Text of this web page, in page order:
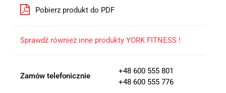
Pobierz produkt do PDF
Sprawdź również inne produkty YORK FITNESS !
Zamów telefonicznie
+48 600 555 801
+48 600 555 776